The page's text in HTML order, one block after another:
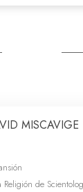
MISCAVIGE
de